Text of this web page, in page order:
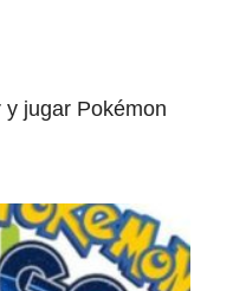
jugar Pokémon